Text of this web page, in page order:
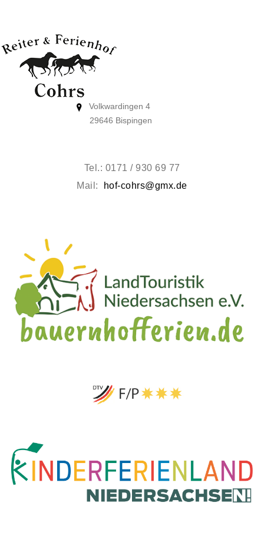
Volkwardingen 4
29646 Bispingen
Tel.: 0171 / 930 69 77
Mail:
hof-cohrs@gmx.de